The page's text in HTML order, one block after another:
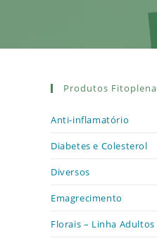
Produtos Fitoplena
Anti-inflamatório
Diabetes e Colesterol
Diversos
Emagrecimento
Florais – Linha Adultos